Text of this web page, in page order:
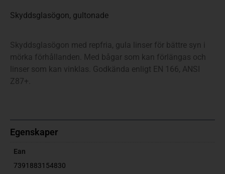
Skyddsglasögon, gultonade
Skyddsglasögon med repfria, gula linser för bättre syn i
mörka förhållanden. Med bågar som kan förlängas och
linser som kan vinklas. Godkända enligt EN 166, ANSI
Z87+.
Egenskaper
Ean
7391883154830